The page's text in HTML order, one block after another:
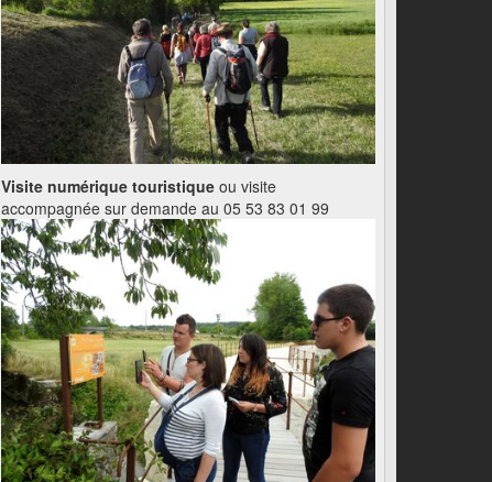
Visite numérique touristique ou visite
accompagnée sur demande au 05 53 83 01 99